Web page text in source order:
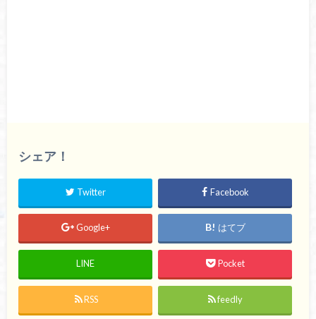
シェア！
Twitter Facebook
Google+ はてブ
LINE Pocket
RSS feedly